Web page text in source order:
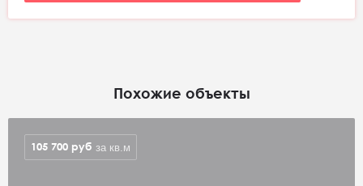
Похожие объекты
105 700 руб за кв.м